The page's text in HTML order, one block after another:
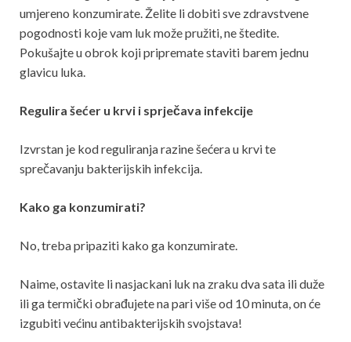
umjereno konzumirate. Želite li dobiti sve zdravstvene
pogodnosti koje vam luk može pružiti, ne štedite.
Pokušajte u obrok koji pripremate staviti barem jednu
glavicu luka.
Regulira šećer u krvi i sprječava infekcije
Izvrstan je kod reguliranja razine šećera u krvi te
sprečavanju bakterijskih infekcija.
Kako ga konzumirati?
No, treba pripaziti kako ga konzumirate.
Naime, ostavite li nasjackani luk na zraku dva sata ili duže
ili ga termički obrađujete na pari više od 10 minuta, on će
izgubiti većinu antibakterijskih svojstava!